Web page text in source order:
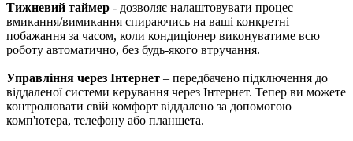
Тижневий таймер - дозволяє налаштовувати процес
вмикання/вимикання спираючись на ваші конкретні
побажання за часом, коли кондиціонер виконуватиме всю
роботу автоматично, без будь-якого втручання.
Управління через Інтернет – передбачено підключення до
віддаленої системи керування через Інтернет. Тепер ви можете
контролювати свій комфорт віддалено за допомогою
комп'ютера, телефону або планшета.